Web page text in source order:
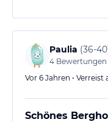
Paulia (36-40
4 Bewertungen
Vor 6 Jahren •
Schönes